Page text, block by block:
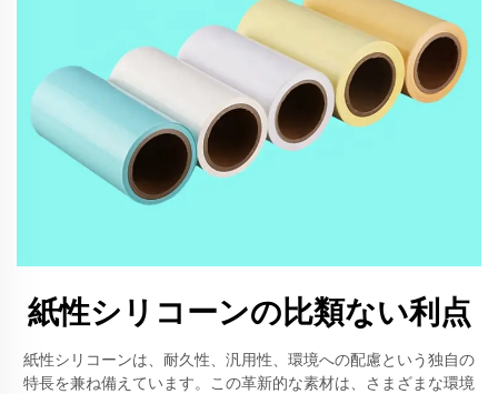
紙性シリコーンの比類ない利点
紙性シリコーンは、耐久性、汎用性、環境への配慮という独自の
特長を兼ね備えています。この革新的な素材は、さまざまな環境